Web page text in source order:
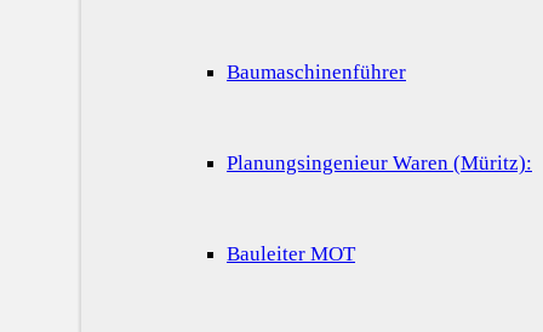
Baumaschinenführer
Planungsingenieur Waren (Müritz):
Bauleiter MOT